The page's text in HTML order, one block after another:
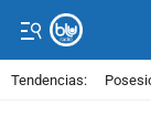
Tendencias: